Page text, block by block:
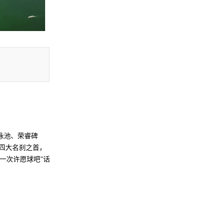
池、荣睿碑
大名刹之首，
次许愿球吧”话